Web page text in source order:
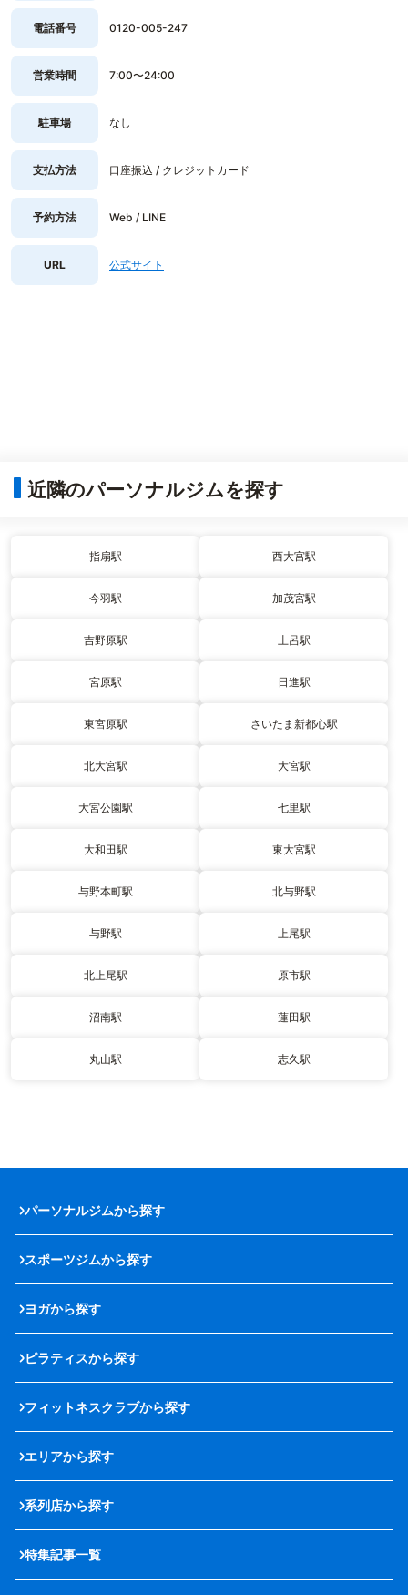
電話番号 0120-005-247
営業時間 7:00〜24:00
駐車場 なし
支払方法 口座振込 / クレジットカード
予約方法 Web / LINE
URL 公式サイト
近隣のパーソナルジムを探す
指扇駅 西大宮駅
今羽駅 加茂宮駅
吉野原駅 土呂駅
宮原駅 日進駅
東宮原駅 さいたま新都心駅
北大宮駅 大宮駅
大宮公園駅 七里駅
大和田駅 東大宮駅
与野本町駅 北与野駅
与野駅 上尾駅
北上尾駅 原市駅
沼南駅 蓮田駅
丸山駅 志久駅
パーソナルジムから探す
スポーツジムから探す
ヨガから探す
ピラティスから探す
フィットネスクラブから探す
エリアから探す
系列店から探す
特集記事一覧